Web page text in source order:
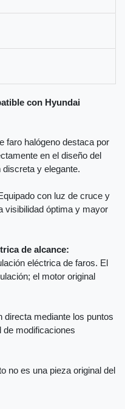
con Hyundai
faro halógeno destaca por
en el diseño del
y elegante.
con luz de cruce y
visibilidad óptima y mayor
de alcance:
eléctrica de faros. El
el motor original
directa mediante los puntos
de modificaciones
no es una pieza original del